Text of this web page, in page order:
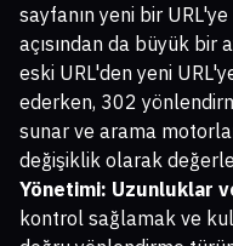
sayfanın yeni bir URL'ye
açısından da büyük bir
eski URL'den yeni
ederken, 302
sunar ve arama
değişiklik olarak
Yönetimi: Uzunluklar
kontrol sağlamak ve